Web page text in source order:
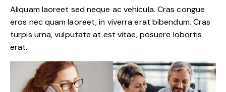
Aliquam laoreet sed neque ac vehicula. Cras congue
eros nec quam laoreet, in viverra erat bibendum. Cras
turpis urna, vulputate at est vitae, posuere lobortis
erat.